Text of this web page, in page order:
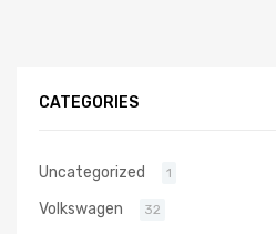
CATEGORIES
Uncategorized 1
Volkswagen 32